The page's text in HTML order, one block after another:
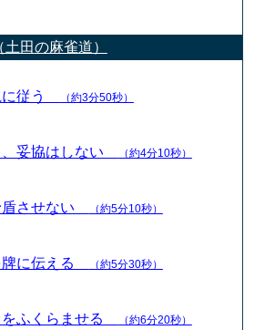
田の麻雀道）
に従う （約3分50秒）
、妥協はしない （約4分10秒）
盾させない （約5分10秒）
牌に伝える （約5分30秒）
をふくらませる （約6分20秒）